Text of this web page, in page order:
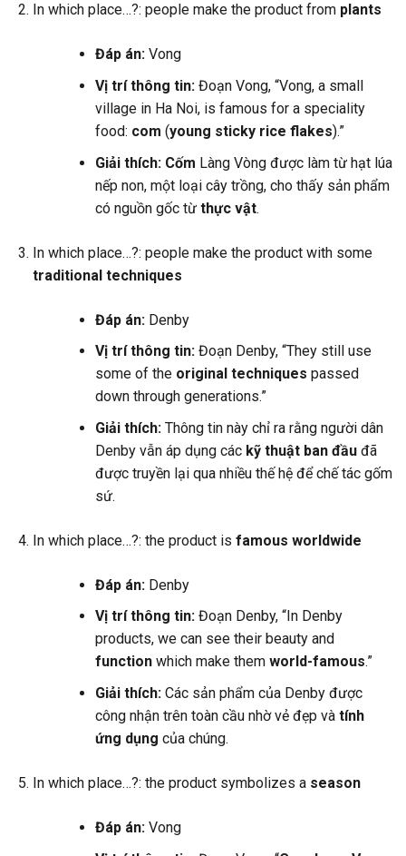
In which place…?: people make the product from plants
Đáp án:Vong
Vị trí thông tin:Đoạn Vong, “Vong, a small
village in Ha Noi, is famous for a speciality
food: com (young sticky rice flakes).”
Giải thích: Cốm Làng Vòng được làm từ hạt lúa
nếp non, một loại cây trồng, cho thấy sản phẩm
có nguồn gốc từ thực vật.
In which place…?: people make the product with some
traditional techniques
Đáp án:Denby
Vị trí thông tin:Đoạn Denby, “They still use
some of the original techniques passed
down through generations.”
Giải thích:Thông tin này chỉ ra rằng người dân
Denby vẫn áp dụng các kỹ thuật ban đầuđã
được truyền lại qua nhiều thế hệ để chế tác gốm
sứ.
In which place…?: the product is famous worldwide
Đáp án:Denby
Vị trí thông tin:Đoạn Denby, “In Denby
products, we can see their beauty and
functionwhich make them world-famous.”
Giải thích:Các sản phẩm của Denby được
công nhận trên toàn cầu nhờ vẻ đẹp và tính
ứng dụng của chúng.
In which place…?: the product symbolizes a season
Đáp án:Vong